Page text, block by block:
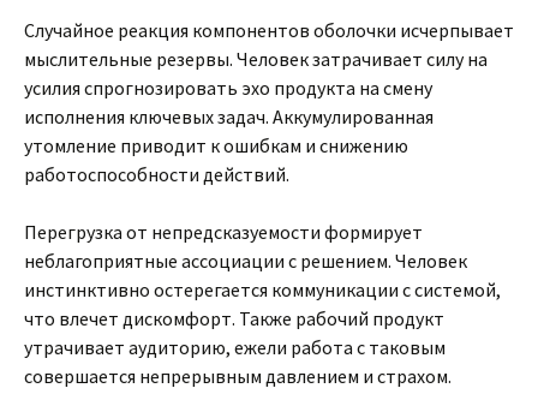
Случайное реакция компонентов оболочки исчерпывает
мыслительные резервы. Человек затрачивает силу на
усилия спрогнозировать эхо продукта на смену
исполнения ключевых задач. Аккумулированная
утомление приводит к ошибкам и снижению
работоспособности действий.
Перегрузка от непредсказуемости формирует
неблагоприятные ассоциации с решением. Человек
инстинктивно остерегается коммуникации с системой,
что влечет дискомфорт. Также рабочий продукт
утрачивает аудиторию, ежели работа с таковым
совершается непрерывным давлением и страхом.